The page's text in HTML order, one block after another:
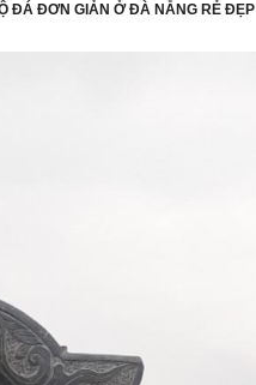
ĐÁ ĐƠN GIẢN Ở ĐÀ NẴNG RẺ ĐẸP